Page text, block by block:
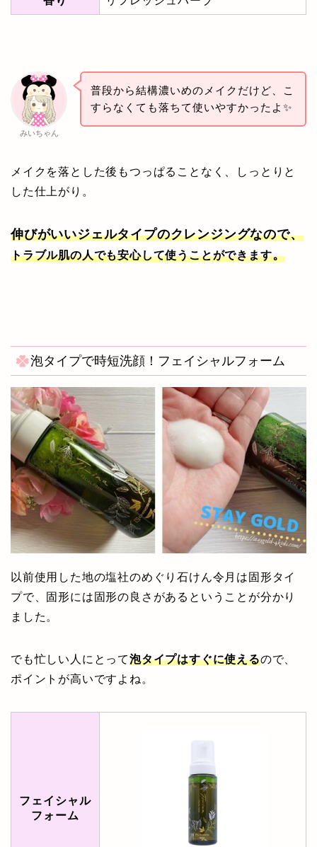
みいちゃん
普段から結構濃いめのメイクだけど、こ
すらなくても落ちて使いやすかったよ✨
メイクを落とした後もつっぱることなく、しっとりと
した仕上がり。
伸びがいいジェルタイプのクレンジングなので、
トラブル肌の人でも安心して使うことができます。
泡タイプで時短洗顔！フェイシャルフォーム
以前使用した地の塩社のめぐり石けん令月は固形タイ
プで、固形には固形の良さがあるということが分かり
ました。
でも忙しい人にとって泡タイプはすぐに使えるので、
ポイントが高いですよね。
フェイシャル
フォーム